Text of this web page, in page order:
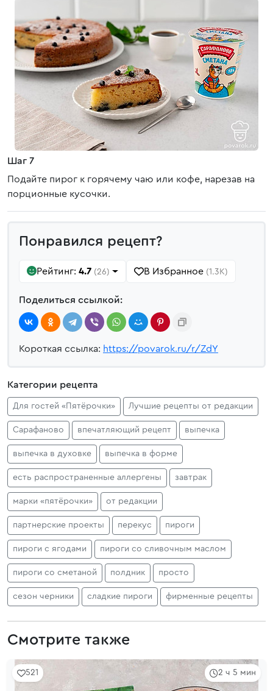
Шаг 7
Подайте пирог к горячему чаю или кофе, нарезав на
порционные кусочки.
Понравился рецепт?
Рейтинг: 4.7 (26) В Избранное (1.3K)
Поделиться ссылкой:
Короткая ссылка: https://povarok.ru/r/ZdY
Категории рецепта
Для гостей «Пятёрочки» Лучшие рецепты от редакции
Сарафаново впечатляющий рецепт выпечка
выпечка в духовке выпечка в форме
есть распространенные аллергены завтрак
марки «пятёрочки» от редакции
партнерские проекты перекус пироги
пироги с ягодами пироги со сливочным маслом
пироги со сметаной полдник просто
сезон черники сладкие пироги фирменные рецепты
Смотрите также
2 ч 5 мин
521